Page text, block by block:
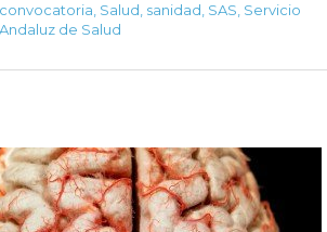
convocatoria Salud sanidad SAS Servicio
Andaluz de Salud